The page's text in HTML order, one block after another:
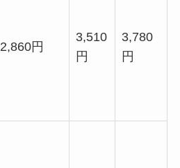
2,860円
3,510
円
3,780
円